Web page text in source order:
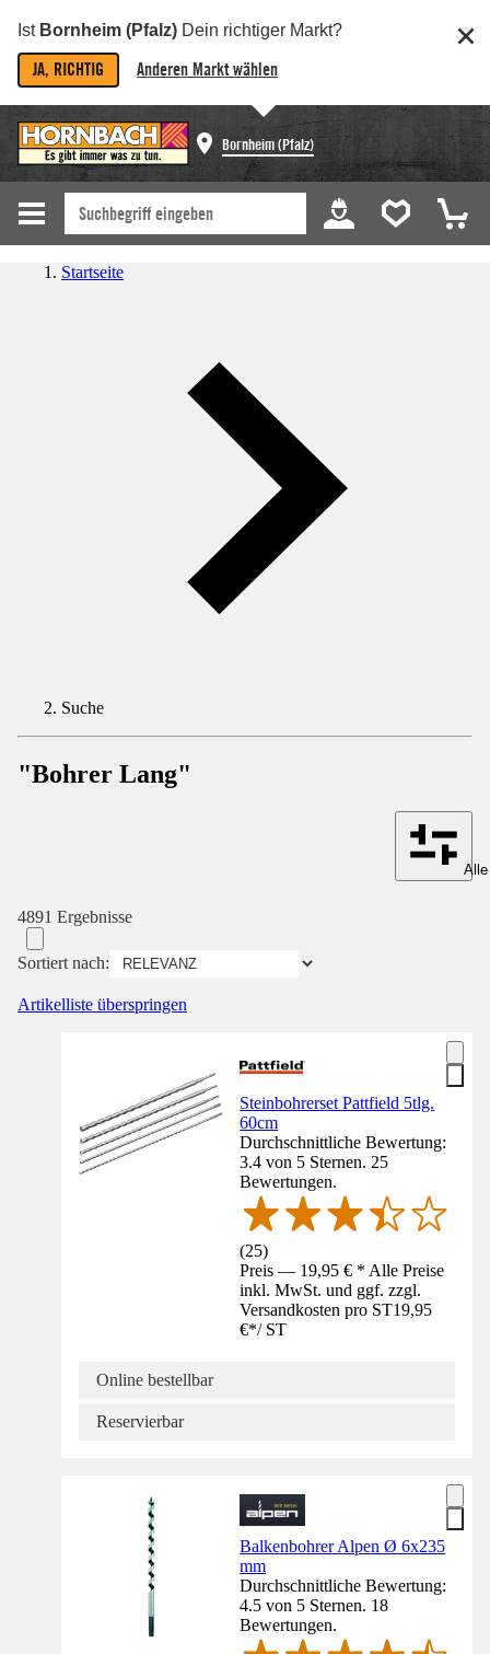
Ist Bornheim (Pfalz) Dein richtiger Markt?
JA, RICHTIG Anderen Markt wählen
Bornheim (Pfalz)
Startseite
Suche
"Bohrer Lang"
4891 Ergebnisse
Sortiert nach:
Artikelliste überspringen
Steinbohrerset Pattfield 5tlg.
60cm
Durchschnittliche Bewertung:
3.4 von 5 Sternen. 25
Bewertungen.
(25)
Preis — 19,95 € * Alle Preise
inkl. MwSt. und ggf. zzgl.
Versandkosten pro ST19,95
€*/ ST
Online bestellbar
Reservierbar
Balkenbohrer Alpen Ø 6x235
mm
Durchschnittliche Bewertung:
4.5 von 5 Sternen. 18
Bewertungen.